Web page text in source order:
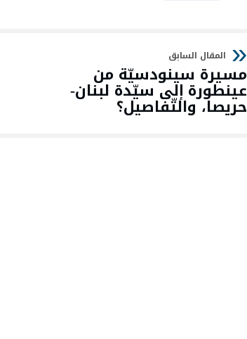
مسيرة سينودسيّة من
عينطورة إلى سيّدة لبنان-
حريصا، والتّفاصيل؟